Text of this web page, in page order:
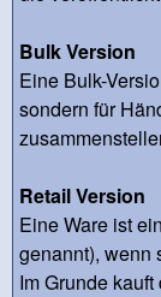
Bulk Version
Eine Bulk-
sondern für
Retail Version
Eine Ware ist
genannt), wenn
Im Grunde